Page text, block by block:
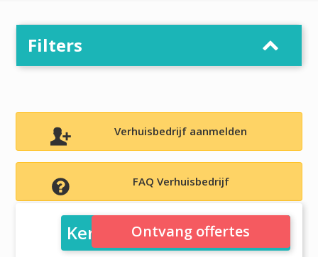
Filters
Verhuisbedrijf aanmelden
FAQ Verhuisbedrijf
Kent International Movers
Ontvang offertes